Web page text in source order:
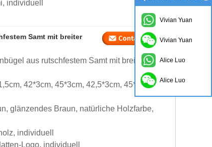
individuell
Samt mit breiter
aus rutschfestem Samt mit breiter
42*3cm, 45*3cm, 42,5*3cm, 45*6cm,
glänzendes Braun, natürliche Holzfarbe,
individuell
Logo, individuell
Vivian Yuan
Vivian Yuan
Alice Luo
Alice Luo